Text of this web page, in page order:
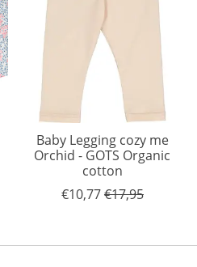
Baby Legging cozy me
Orchid - GOTS Organic
cotton
€10,77€17,95